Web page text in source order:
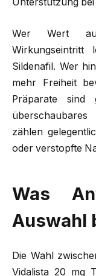
Wer Wert
Sildenafil. Wer
mehr Freiheit
Präparate
zählen
oder verstopfte
Was
Auswahl
Die Wahl
Vidalista 20 mg